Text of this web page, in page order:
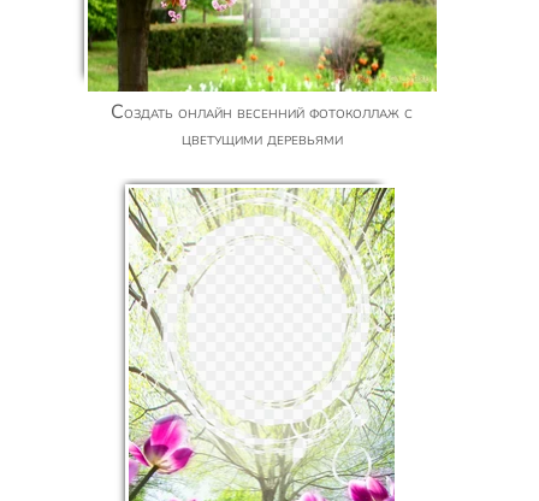
Создать онлайн весенний фотоколлаж с
цветущими деревьями